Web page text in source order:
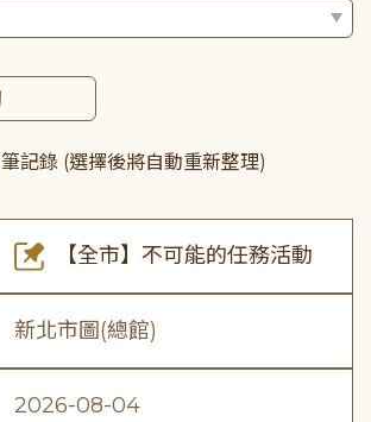
筆記錄 (選擇後將自動重新整理)
【全市】不可能的任務活動
新北市圖(總館)
2026-08-04